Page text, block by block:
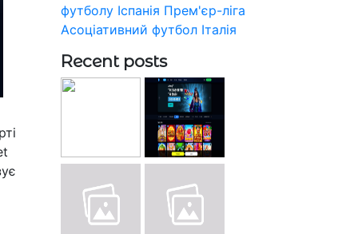
футболу Іспанія Прем'єр-ліга
Асоціативний футбол Італія
Recent posts